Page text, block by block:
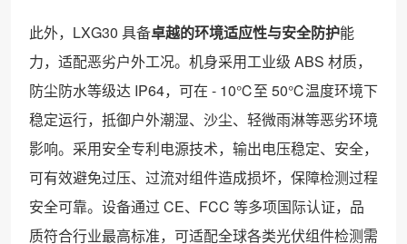
此外，LXG30 具备卓越的环境适应性与安全防护能
力，适配恶劣户外工况。机身采用工业级 ABS 材质，
防尘防水等级达 IP64，可在 - 10℃至 50℃温度环境下
稳定运行，抵御户外潮湿、沙尘、轻微雨淋等恶劣环境
影响。采用安全专利电源技术，输出电压稳定、安全，
可有效避免过压、过流对组件造成损坏，保障检测过程
安全可靠。设备通过 CE、FCC 等多项国际认证，品
质符合行业最高标准，可适配全球各类光伏组件检测需